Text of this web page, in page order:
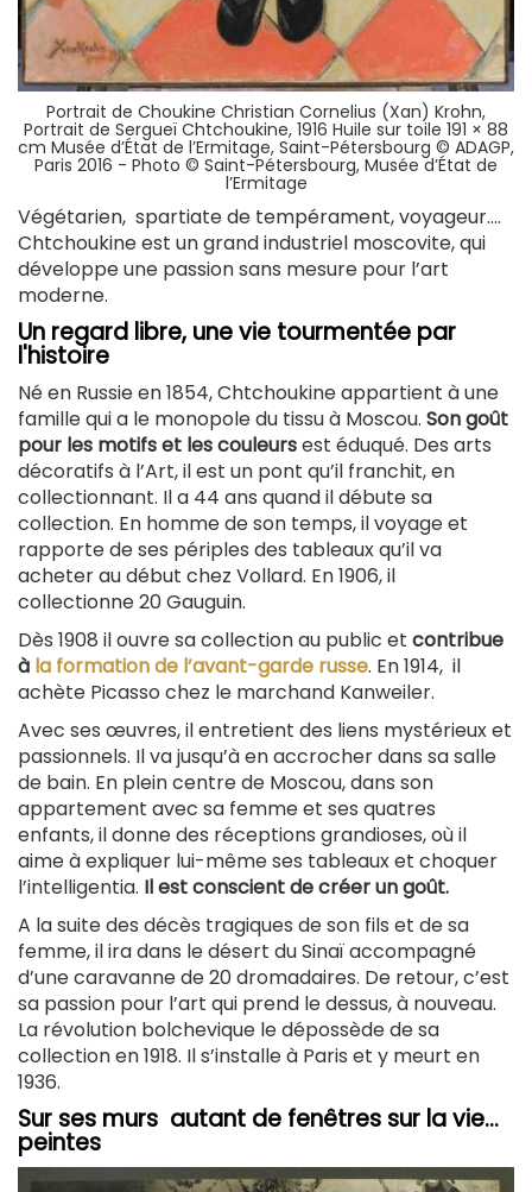
Portrait de Choukine Christian Cornelius (Xan) Krohn,
Portrait de Sergueï Chtchoukine, 1916 Huile sur toile 191 × 88
cm Musée d’État de l’Ermitage, Saint-Pétersbourg © ADAGP,
Paris 2016 - Photo © Saint-Pétersbourg, Musée d’État de
l’Ermitage
Végétarien, spartiate de tempérament, voyageur….
Chtchoukine est un grand industriel moscovite, qui
développe une passion sans mesure pour l’art
moderne.
Un regard libre, une vie tourmentée par
l'histoire
Né en Russie en 1854, Chtchoukine appartient à une
famille qui a le monopole du tissu à Moscou. Son goût
pour les motifs et les couleursest éduqué. Des arts
décoratifs à l’Art, il est un pont qu’il franchit, en
collectionnant. Il a 44 ans quand il débute sa
collection. En homme de son temps, il voyage et
rapporte de ses périples des tableaux qu’il va
acheter au début chez Vollard. En 1906, il
collectionne 20 Gauguin.
Dès 1908 il ouvre sa collection au public et contribue
à la formation de l’avant-garde russe. En 1914, il
achète Picasso chez le marchand Kanweiler.
Avec ses œuvres, il entretient des liens mystérieux et
passionnels. Il va jusqu’à en accrocher dans sa salle
de bain. En plein centre de Moscou, dans son
appartement avec sa femme et ses quatres
enfants, il donne des réceptions grandioses, où il
aime à expliquer lui-même ses tableaux et choquer
l’intelligentia. Il est conscient de créer un goût.
A la suite des décès tragiques de son fils et de sa
femme, il ira dans le désert du Sinaï accompagné
d’une caravanne de 20 dromadaires. De retour, c’est
sa passion pour l’art qui prend le dessus, à nouveau.
La révolution bolchevique le dépossède de sa
collection en 1918. Il s’installe à Paris et y meurt en
1936.
Sur ses murs autant de fenêtres sur la vie...
peintes